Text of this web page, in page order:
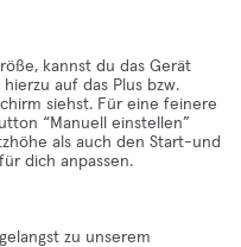
kannst du das Gerät
auf das Plus bzw.
siehst. Für eine feinere
“Manuell einstellen”
als auch den Start-und
dich anpassen.
zu unserem